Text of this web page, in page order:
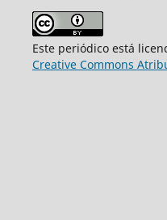
Este periódico está
Creative Commons